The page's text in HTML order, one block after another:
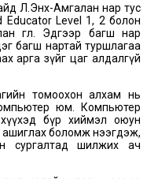
Л.Энх-Амгалан нар тус
Educator Level 1, 2 болон
өглөө. Эдгээр багш нар
багш нартай туршлагаа
арга зүйг цаг алдалгүй
томоохон алхам нь
юм. Компьютер
бүр хиймэл оюун
ашиглах боломж нээгдэж,
сургалтад шилжих ач